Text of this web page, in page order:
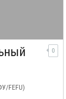
0
FEFU)